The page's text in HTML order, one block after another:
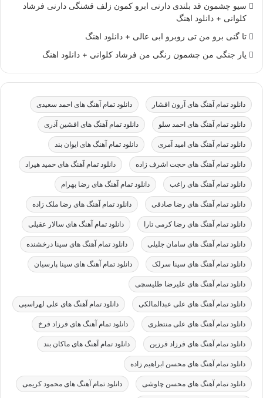
سیو چشمون قد بلندی دارنی ابرو کمون زلف قشنگی دارنی فرشاد
کلوانی + دانلود اهنگ
تا گنی برو من تی روبرو ابی عالی + دانلود اهنگ
یار جنگی من چشمون رنگی من فرشاد کلوانی + دانلود اهنگ
دانلود تمام آهنگ های آرون افشار دانلود تمام آهنگ های احمد سعیدی
دانلود تمام آهنگ های احمد سلو دانلود تمام آهنگ های افشین آذری
دانلود تمام آهنگ های امید آمری دانلود تمام آهنگ های ایوان بند
دانلود تمام آهنگ های حجت اشرف زاده دانلود تمام آهنگ های حمید هیراد
دانلود تمام آهنگ های راغب دانلود تمام آهنگ های رضا بهرام
دانلود تمام آهنگ های رضا صادقی دانلود تمام آهنگ های رضا ملک زاده
دانلود تمام آهنگ های رضا کرمی تارا دانلود تمام آهنگ های سالار عقیلی
دانلود تمام آهنگ های سامان جلیلی دانلود تمام آهنگ های سینا درخشنده
دانلود تمام آهنگ های سینا سرلک دانلود تمام آهنگ های سینا پارسیان
دانلود تمام آهنگ های علیرضا طلیسچی
دانلود تمام آهنگ های علی عبدالمالکی دانلود تمام آهنگ های علی لهراسبی
دانلود تمام آهنگ های علی منتظری دانلود تمام آهنگ های فرزاد فرخ
دانلود تمام آهنگ های فرزاد فرزین دانلود تمام آهنگ های ماکان بند
دانلود تمام آهنگ های محسن ابراهیم زاده
دانلود تمام آهنگ های محسن چاوشی دانلود تمام آهنگ های محمود کریمی